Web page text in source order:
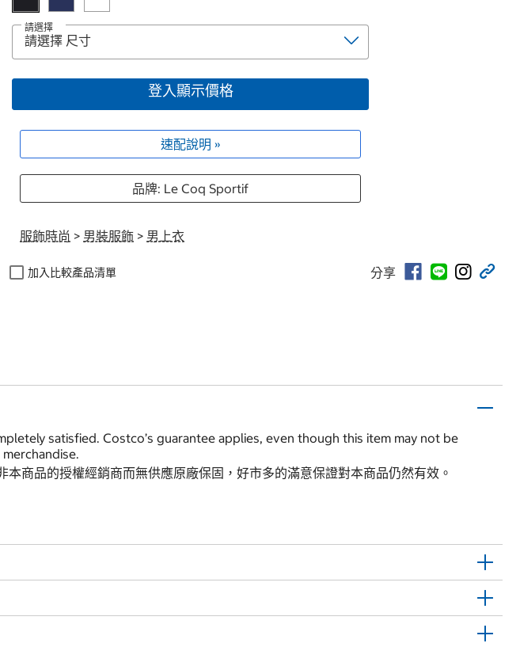
請選擇
登入顯示價格
速配說明 »
品牌: Le Coq Sportif
服飾時尚 > 男裝服飾 > 男上衣
加入比較產品清單 分享
satisfied. Costco’s guarantee applies, even though this item may not be
商品的授權經銷商而無供應原廠保固，好市多的滿意保證對本商品仍然有效。